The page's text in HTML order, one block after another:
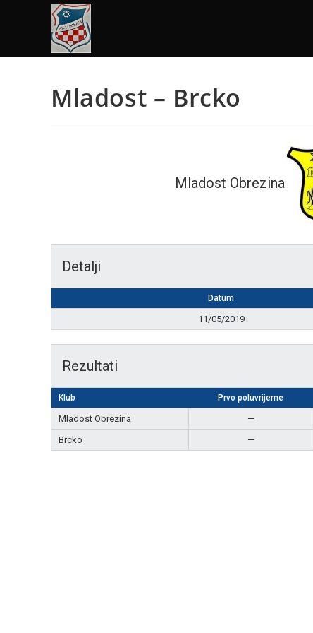
Mladost – Brcko
Mladost Obrezina
Detalji
Datum
11/05/2019
Rezultati
Klub Prvo poluvrijeme
Mladost Obrezina —
Brcko
—